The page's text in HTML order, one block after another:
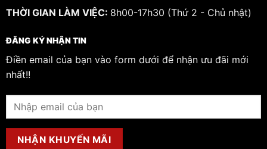
THỜI GIAN LÀM VIỆC: 8h00-17h30 (Thứ 2 - Chủ nhật)
ĐĂNG KÝ NHẬN TIN
Điền email của bạn vào form dưới để nhận ưu đãi mới
nhất!!